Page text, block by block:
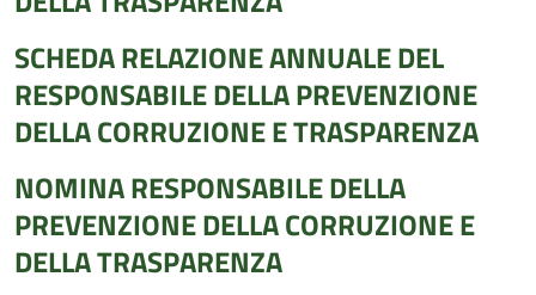
SCHEDA RELAZIONE ANNUALE DEL
RESPONSABILE DELLA PREVENZIONE
DELLA CORRUZIONE E TRASPARENZA
NOMINA RESPONSABILE DELLA
PREVENZIONE DELLA CORRUZIONE E
DELLA TRASPARENZA